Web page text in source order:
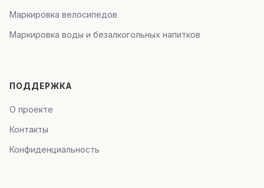
Маркировка велосипедов
Маркировка воды и безалкогольных напитков
ПОДДЕРЖКА
О проекте
Контакты
Конфиденциальность